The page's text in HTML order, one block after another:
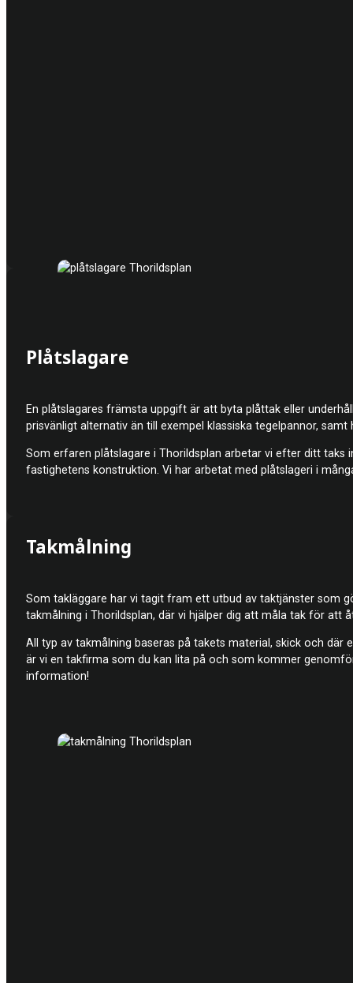
Plåtslagare
En plåtslagares främsta uppgift är att byta plåttak eller
prisvänligt alternativ än till exempel klassiska tegelpannor, samt
Som erfaren plåtslagare i Thorildsplan arbetar vi efter ditt
fastighetens konstruktion. Vi har arbetat med plåtslageri i
Takmålning
Som takläggare har vi tagit fram ett utbud av taktjänster som
takmålning i Thorildsplan, där vi hjälper dig att måla tak för att
All typ av takmålning baseras på takets material, skick och
är vi en takfirma som du kan lita på och som kommer
information!